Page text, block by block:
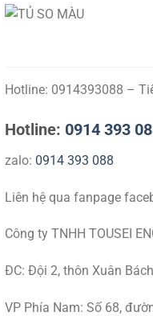
Hotline: 0914393088 –
Hotline: 0914 393
zalo: 0914 393 088
Liên hệ qua fanpage
Công ty TNHH TOUSEI
ĐC: Đội 2, thôn Xuân
VP Phía Nam: Số 68,